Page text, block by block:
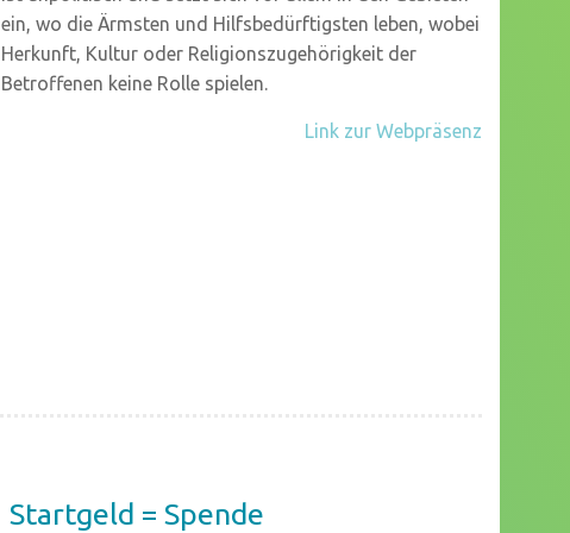
ein, wo die Ärmsten und Hilfsbedürftigsten leben, wobei
Herkunft, Kultur oder Religionszugehörigkeit der
Betroffenen keine Rolle spielen.
Link zur Webpräsenz
Startgeld = Spende